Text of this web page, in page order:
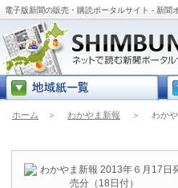
電子版新聞の販売・購読ポータルサイト - 新聞
ホーム ＞ わかやま新報 ＞ わか